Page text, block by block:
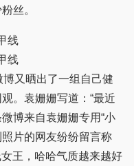
丝。
线
线
又晒出了一组自己健
。袁姗姗写道：“最近
博来自袁姗姗专用“小
片的网友纷纷留言称
女王，哈哈气质越来越好